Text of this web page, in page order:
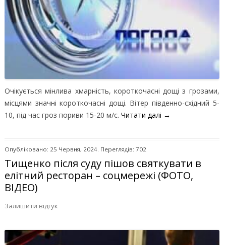
Очікується мінлива хмарність, короткочасні дощі з грозами,
місцями значні короткочасні дощі. Вітер південно-східний 5-
10, під час гроз пориви 15-20 м/с. Читати далі →
Опубліковано: 25 Червня, 2024. Переглядів: 702
Тищенко після суду пішов святкувати в
елітний ресторан – соцмережі (ФОТО,
ВІДЕО)
Залишити відгук